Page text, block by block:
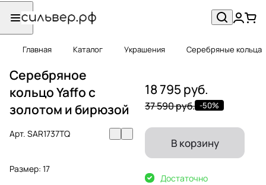
Главная Каталог Украшения Серебряные кольца
Серебряное
кольцо Yaffo с
золотом и бирюзой
Арт. SAR1737TQ
Размер: 17
18 795 руб.
37 590 руб. -50%
В корзину
Достаточно